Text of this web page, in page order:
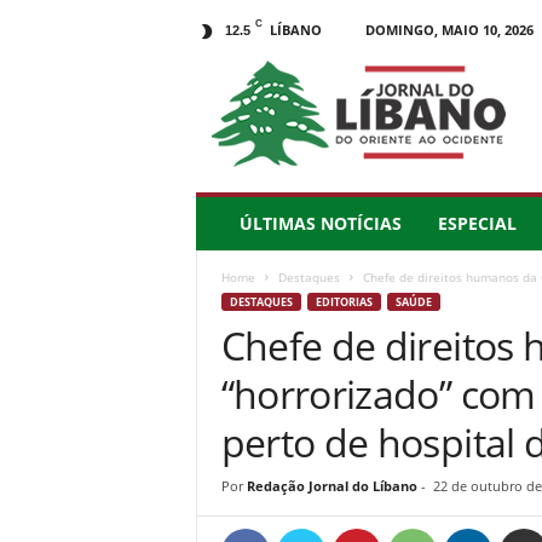
12.5 C LÍBANO DOMINGO, MAIO 10, 2026
r
ÚLTIMAS NOTÍCIAS ESPECIAL
Home Destaques Chefe de direitos humanos
DESTAQUES EDITORIAS SAÚDE
Chefe de direitos
“horrorizado”
perto de hospital
Por Redação Jornal do Líbano- 22 de outubro